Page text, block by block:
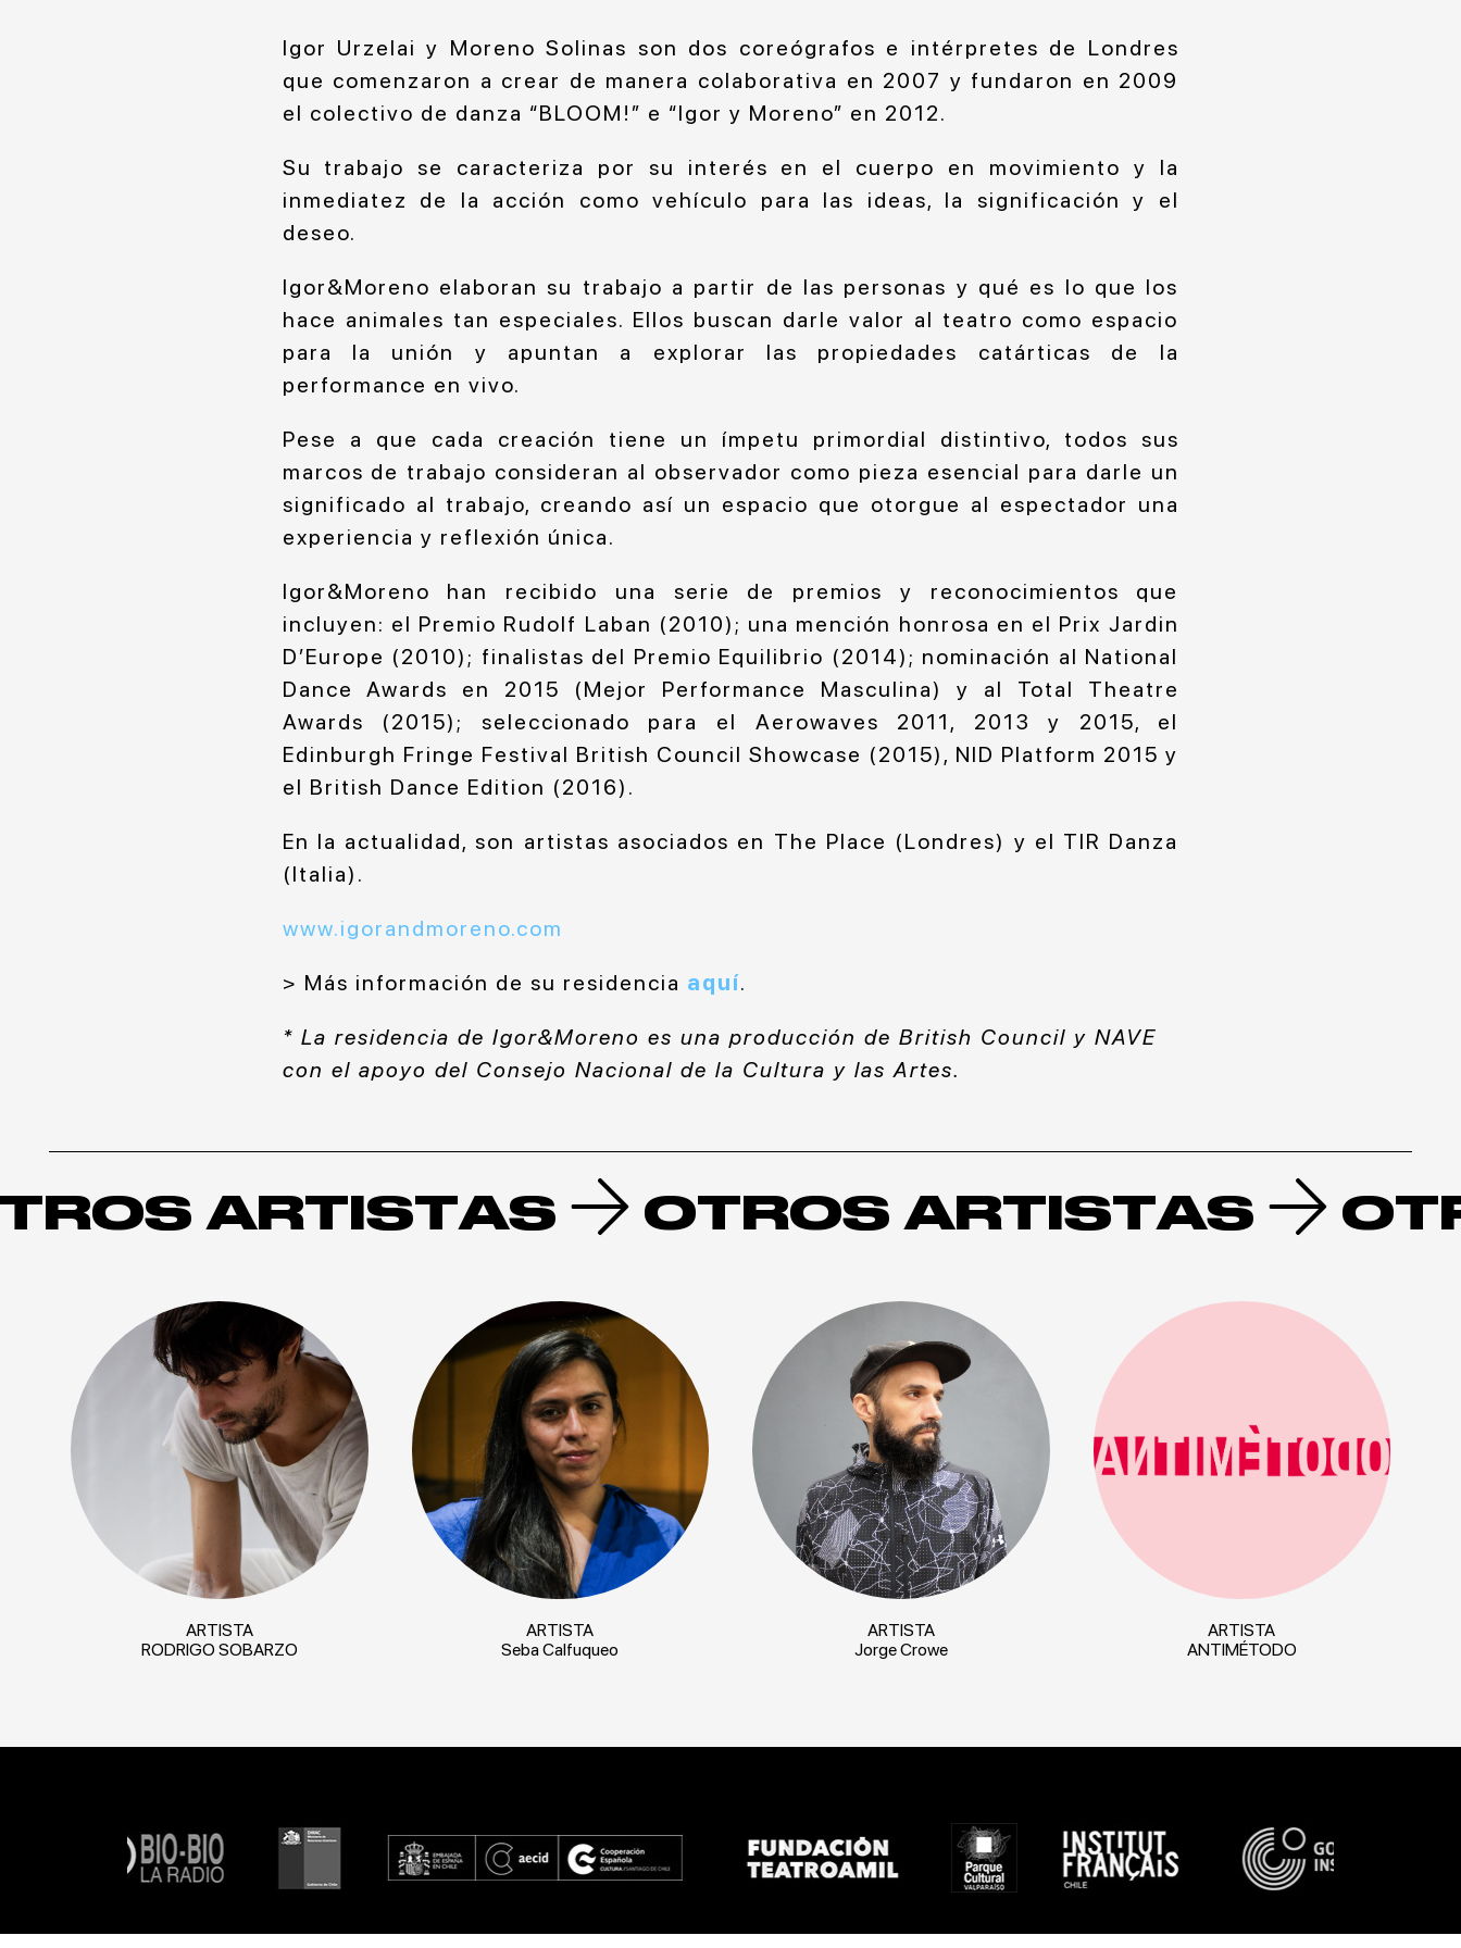
Igor Urzelai y Moreno Solinas son dos coreógrafos e intérpretes de Londres
que comenzaron a crear de manera colaborativa en 2007 y fundaron en 2009
el colectivo de danza “BLOOM!” e “Igor y Moreno” en 2012.
Su trabajo se caracteriza por su interés en el cuerpo en movimiento y la
inmediatez de la acción como vehículo para las ideas, la significación y el
deseo.
Igor&Moreno elaboran su trabajo a partir de las personas y qué es lo que los
hace animales tan especiales. Ellos buscan darle valor al teatro como espacio
para la unión y apuntan a explorar las propiedades catárticas de la
performance en vivo.
Pese a que cada creación tiene un ímpetu primordial distintivo, todos sus
marcos de trabajo consideran al observador como pieza esencial para darle un
significado al trabajo, creando así un espacio que otorgue al espectador una
experiencia y reflexión única.
Igor&Moreno han recibido una serie de premios y reconocimientos que
incluyen: el Premio Rudolf Laban (2010); una mención honrosa en el Prix Jardin
D’Europe (2010); finalistas del Premio Equilibrio (2014); nominación al National
Dance Awards en 2015 (Mejor Performance Masculina) y al Total Theatre
Awards (2015); seleccionado para el Aerowaves 2011, 2013 y 2015, el
Edinburgh Fringe Festival British Council Showcase (2015), NID Platform 2015 y
el British Dance Edition (2016).
En la actualidad, son artistas asociados en The Place (Londres) y el TIR Danza
(Italia).
www.igorandmoreno.com
> Más información de su residencia aquí.
* La residencia de Igor&Moreno es una producción de British Council y NAVE
con el apoyo del Consejo Nacional de la Cultura y las Artes.
ARTISTAS OTROS ARTISTAS
ARTISTA
RODRIGO SOBARZO
ARTISTA
Seba Calfuqueo
ARTISTA
Jorge Crowe
ARTISTA
ANTIMÉTODO